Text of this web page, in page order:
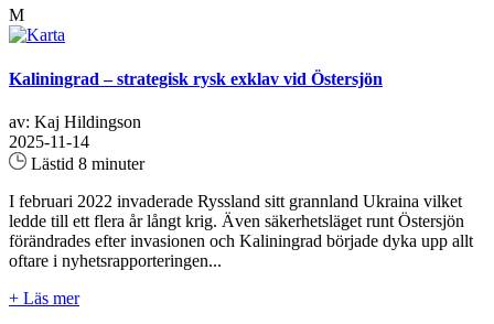
M
Kaliningrad – strategisk rysk exklav vid Östersjön
av: Kaj Hildingson
2025-11-14
Lästid 8 minuter
I februari 2022 invaderade Ryssland sitt grannland Ukraina vilket
ledde till ett flera år långt krig. Även säkerhetsläget runt Östersjön
förändrades efter invasionen och Kaliningrad började dyka upp allt
oftare i nyhetsrapporteringen...
+ Läs mer